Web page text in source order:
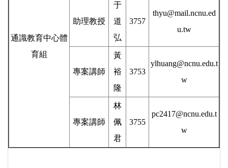
通識教育中心體
育組
助理教授
于
道
弘
3757
thyu@mail.ncnu.ed
u.tw
專案講師
黃
裕
隆
3753
ylhuang@ncnu.edu.t
w
專案講師
林
佩
君
3755
pc2417@ncnu.edu.t
w